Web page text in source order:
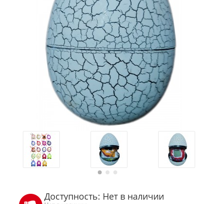
Доступность: Нет в наличии